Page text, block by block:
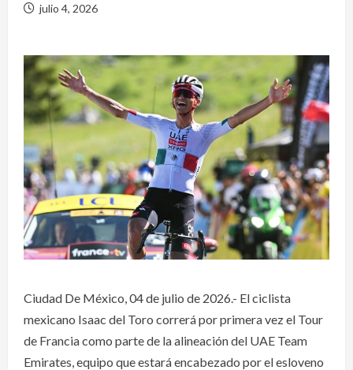
julio 4, 2026
Ciudad De México, 04 de julio de 2026.- El ciclista
mexicano Isaac del Toro correrá por primera vez el Tour
de Francia como parte de la alineación del UAE Team
Emirates, equipo que estará encabezado por el esloveno